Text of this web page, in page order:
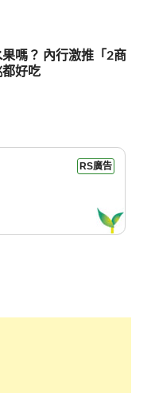
嗎？ 內行激推「2商
好吃
RS廣告